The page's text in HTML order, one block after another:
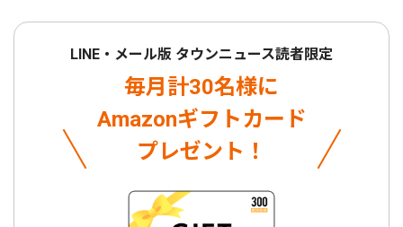
LINE・メール版 タウンニュース読者限定
毎月計30名様に
Amazonギフトカード
プレゼント！